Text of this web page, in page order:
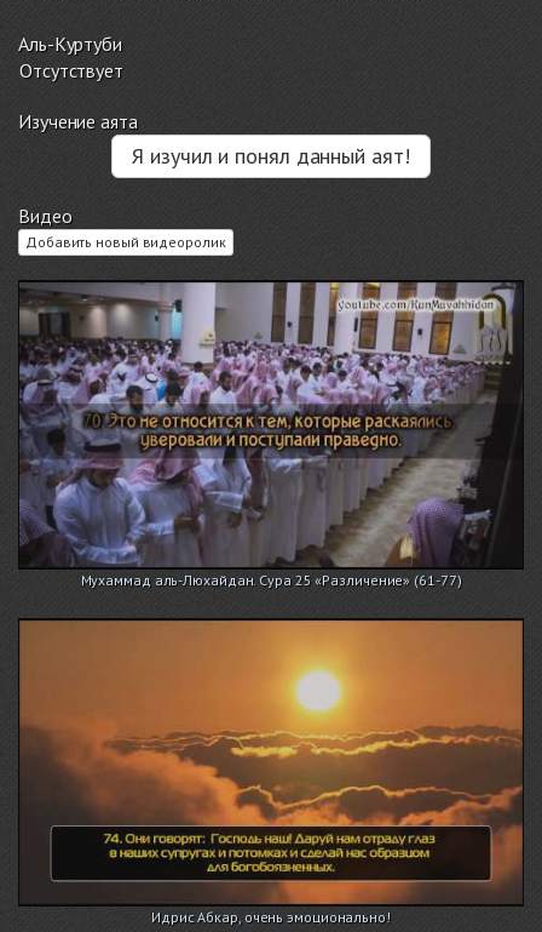
Аль-Куртуби
Отсутствует
Изучение аята
Я изучил и понял данный аят!
Видео
Добавить новый видеоролик
Мухаммад аль-Люхайдан. Сура 25 «Различение» (61-77)
Идрис Абкар, очень эмоционально!